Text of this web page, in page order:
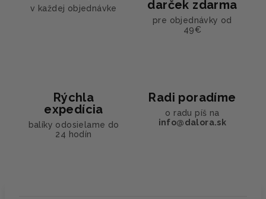
v každej objednávke
darček zdarma
pre objednávky od
49€
Rýchla
expedícia
balíky odosielame do
24 hodín
Radi poradíme
o radu píš na
info@dalora.sk